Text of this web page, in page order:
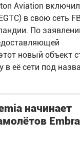
Aviation
в свою сеть
По
новый объект
её сети под
начинает